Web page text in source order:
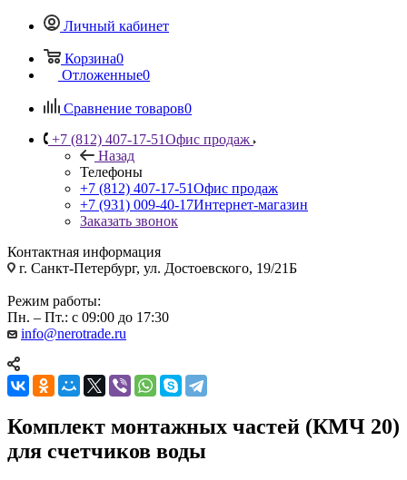
Личный кабинет
Корзина0
Отложенные0
Сравнение товаров0
+7 (812) 407-17-51Офис продаж
Назад
Телефоны
+7 (812) 407-17-51Офис продаж
+7 (931) 009-40-17Интернет-магазин
Заказать звонок
Контактная информация
г. Санкт-Петербург, ул. Достоевского, 19/21Б
Режим работы:
Пн. – Пт.: с 09:00 до 17:30
info@nerotrade.ru
Комплект монтажных частей (КМЧ 20)
для счетчиков воды